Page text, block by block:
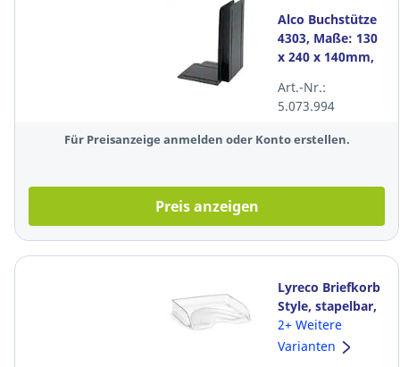
Alco Buchstütze
4303, Maße: 130
x 240 x 140mm,
2 Stück
Art.-Nr.:
5.073.994
Für Preisanzeige anmelden oder Konto erstellen.
Preis anzeigen
Lyreco Briefkorb
Style, stapelbar,
Maße: 345 x 260
x 64mm, A4
2+ Weitere
Varianten